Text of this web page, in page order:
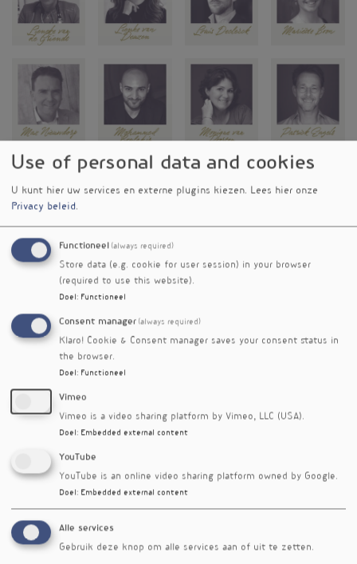
Datum
vrijdag 23 mei 2025
Use of personal data and cookies
U kunt hier uw services en externe plugins kiezen. Lees hier onze
Privacy beleid.
Functioneel (always required)
Store data (e.g. cookie for user session) in your browser
(required to use this website).
Doel : Functioneel
Consent manager (always required)
Klaro! Cookie & Consent manager saves your consent status in
the browser.
Doel : Functioneel
Vimeo
Vimeo is a video sharing platform by Vimeo, LLC (USA).
Doel : Embedded external content
YouTube
YouTube is an online video sharing platform owned by Google.
Doel : Embedded external content
Alle services
Gebruik deze knop om alle services aan of uit te zetten.